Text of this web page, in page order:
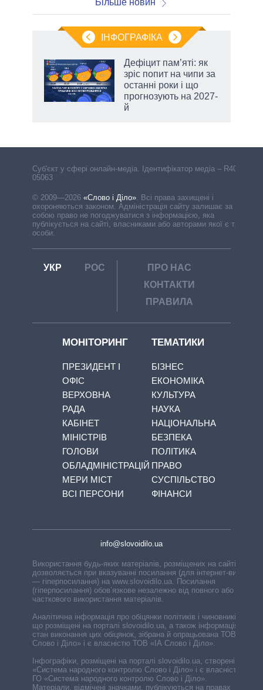
ІНФОГРАФІКА
Дефіцит пам’яті: як
зріс попит на чипи за
останні роки і що
прогнозують на 2027-
й
Cуб'єкт у сфері онлайн-медіа. Ідентифікатор медіа – R40-
05063
© 2009—2026 «Слово і Діло» Всі права захищені і
охороняються законом. Адміністрація сайту залишає за
собою право не погоджуватися з інформацією, яка
публікується на сайті, власниками або авторами якої є треті
особи.
УКР РОС
ПРО НАС
КОНТАКТИ
ПРАВИЛА
МОНІТОРИНГ
ПРЕЗИДЕНТ І
ОФІС
ВЕРХОВНА
РАДА
КАБІНЕТ
МІНІСТРІВ
ГОЛОВИ
ОБЛАДМІНІСТРАЦІЙ
МЕРИ МІСТ
ВСІ ПЕРСОНИ
ТЕМАТИКИ
БІЗНЕС
ЕКОНОМІКА
КУЛЬТУРА
НАУКА
НАЦІОНАЛЬНА
БЕЗПЕКА
ПОЛІТИКА
ПРАВО
СУСПІЛЬСТВО
ФІНАНСИ
info@slovoidilo.ua
Використання будь-яких матеріалів, розміщених на сайті,
дозволяється при вказуванні посилання (для інтернет-видань
— гіперпосилання) на www.slovoidilo.ua. Посилання
(гіперпосилання) обов’язкове незалежно від повного або
часткового використання матеріалів.
Аналітична інформація про обіцянки політиків і чиновників,
що розміщені на порталі slovoidilo.ua, а також інформація про
стан виконання цих обіцянок, зібрана й опрацьована ТОВ «ІА
Слово і Діло» і є власністю ТОВ «ІА Слово і Діло».
Інфографіки, розміщені на порталі slovoidilo.ua, створені ГО
«Система народного контролю Слово і Діло» і є власністю
ГО «Система народного контролю Слово і Діло».
Матеріали, відмічені значками, публікуються на правах